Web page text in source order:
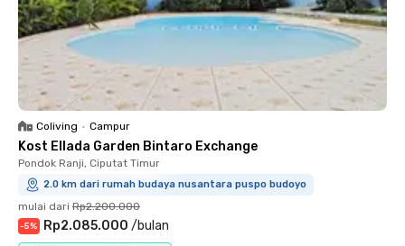
Coliving • Campur
Kost Ellada Garden Bintaro Exchange
Pondok Ranji, Ciputat Timur
2.0 km dari rumah budaya nusantara puspo budoyo
mulai dari Rp2.200.000
-5% Rp2.085.000 /bulan